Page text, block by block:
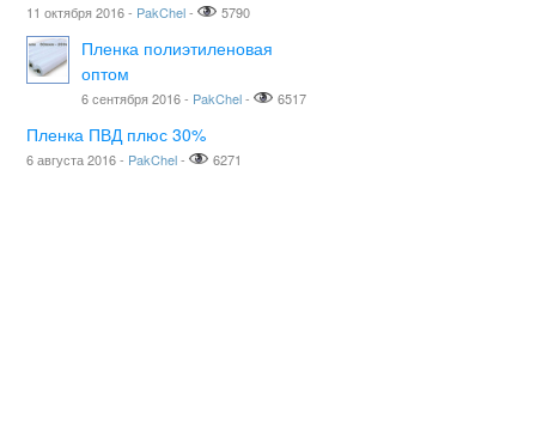
11 октября 2016 - PakChel- 5790
Пленка полиэтиленовая
оптом
6 сентября 2016 - PakChel- 6517
Пленка ПВД плюс 30%
6 августа 2016 - PakChel- 6271